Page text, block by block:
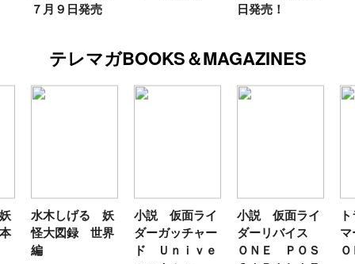
７月９日発売
日発売！
テレマガBOOKS＆MAGAZINES
水木しげる 妖
怪大図録 世界
編
小説 仮面ライ
ダーガッチャー
ド Ｕｎｉｖｅ
小説 仮面ライ
ダーリバイス
ＯＮＥ ＰＯＳ